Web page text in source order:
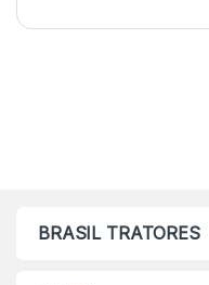
BRASIL TRATORES